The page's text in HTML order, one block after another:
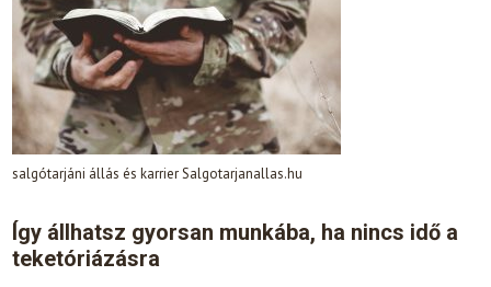
salgótarjáni állás és karrier Salgotarjanallas.hu
Így állhatsz gyorsan munkába, ha nincs idő a
teketóriázásra